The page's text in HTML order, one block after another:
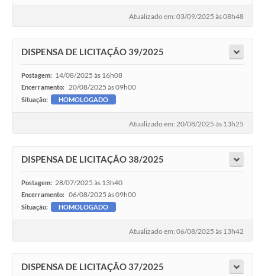
Atualizado em: 03/09/2025 às 08h48
DISPENSA DE LICITAÇÃO 39/2025
Postagem: 14/08/2025 às 16h08
Encerramento: 20/08/2025 às 09h00
Situação: HOMOLOGADO
Atualizado em: 20/08/2025 às 13h25
DISPENSA DE LICITAÇÃO 38/2025
Postagem: 28/07/2025 às 13h40
Encerramento: 06/08/2025 às 09h00
Situação: HOMOLOGADO
Atualizado em: 06/08/2025 às 13h42
DISPENSA DE LICITAÇÃO 37/2025